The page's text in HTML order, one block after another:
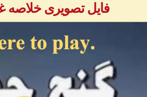
فایل تصویری خلاصه